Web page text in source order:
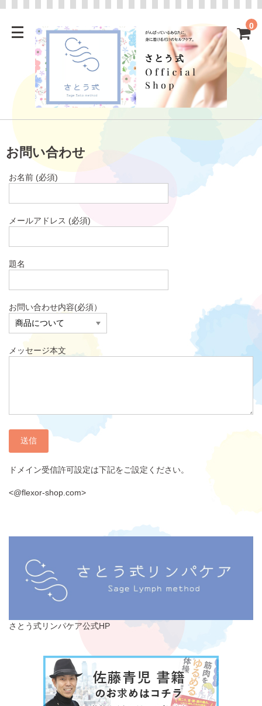
0
お問い合わせ
お名前 (必須)
メールアドレス (必須)
題名
お問い合わせ内容(必須）
メッセージ本文
ドメイン受信許可設定は下記をご設定ください。
<@flexor-shop.com>
さとう式リンパケア公式HP